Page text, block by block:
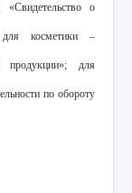
«Свидетельство о
для косметики –
продукции»; для
по обороту